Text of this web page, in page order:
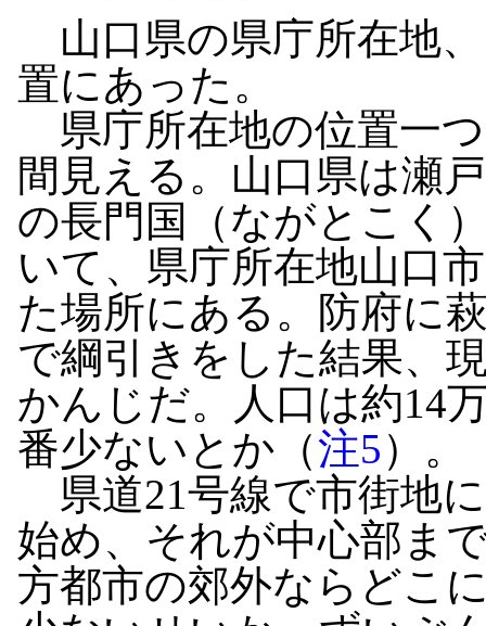
山口県の県庁所在地
置にあった。
県庁所在地の位置一
間見える。山口県は瀬
の長門国（ながとこく
いて、県庁所在地山口
た場所にある。防府に
で綱引きをした結果、
かんじだ。人口は約14
番少ないとか（注5）。
県道21号線で市街地
始め、それが中心部ま
方都市の郊外ならどこ